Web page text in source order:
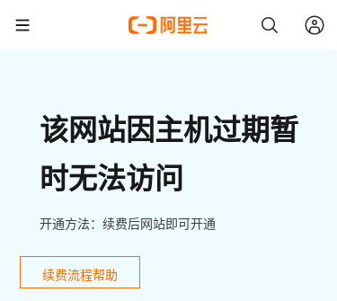
该网站因主机过期暂
时无法访问
开通方法：续费后网站即可开通
续费流程帮助